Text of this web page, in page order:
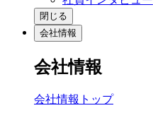
閉じる
会社情報
会社情報
会社情報トップ